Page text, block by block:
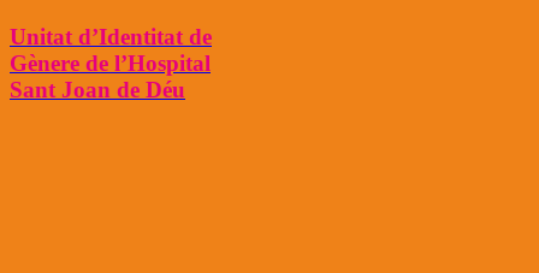
Unitat d’Identitat de
Gènere de l’Hospital
Sant Joan de Déu